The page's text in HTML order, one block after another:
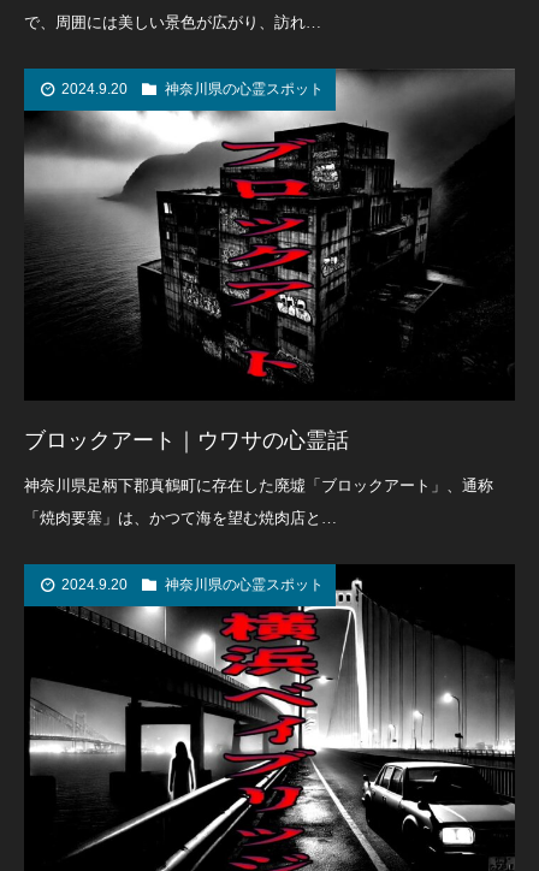
で、周囲には美しい景色が広がり、訪れ…
2024.9.20 神奈川県の心霊スポット
ブロックアート｜ウワサの心霊話
神奈川県足柄下郡真鶴町に存在した廃墟「ブロックアート」、通称
「焼肉要塞」は、かつて海を望む焼肉店と…
2024.9.20 神奈川県の心霊スポット